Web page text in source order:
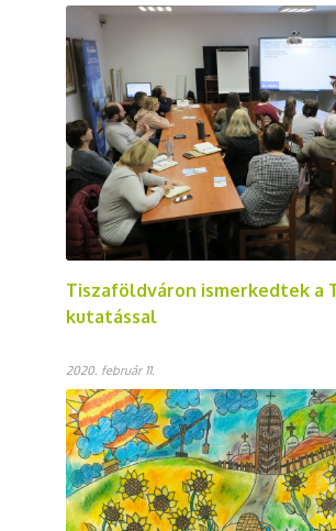
Tiszaföldváron ismerkedtek a
kutatással
2020. február 11.